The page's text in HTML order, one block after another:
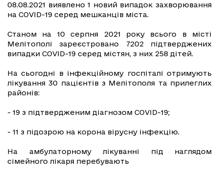
08.08.2021 виявлено 1 новий випадок захворювання
на COVID-19 серед мешканців міста.
Станом на 10 серпня 2021 року всього в місті
Мелітополі зареєстровано 7202 підтверджених
випадки СOVID-19 серед містян, з них 258 дітей.
На сьогодні в інфекційному госпіталі отримують
лікування 30 пацієнтів з Мелітополя та прилеглих
районів:
- 19 з підтвердженим діагнозом COVID-19;
- 11 з підозрою на корона вірусну інфекцію.
На амбулаторному лікуванні під наглядом
сімейного лікаря перебувають